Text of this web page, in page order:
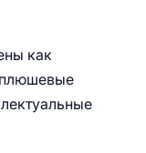
как